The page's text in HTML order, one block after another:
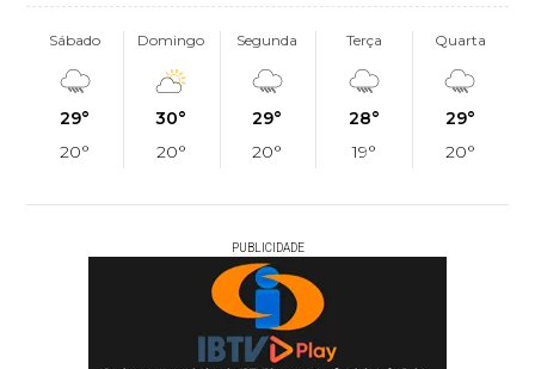
Sábado
29°
20°
Domingo
30°
20°
Segunda
29°
20°
Terça
28°
19°
Quarta
29°
20°
PUBLICIDADE